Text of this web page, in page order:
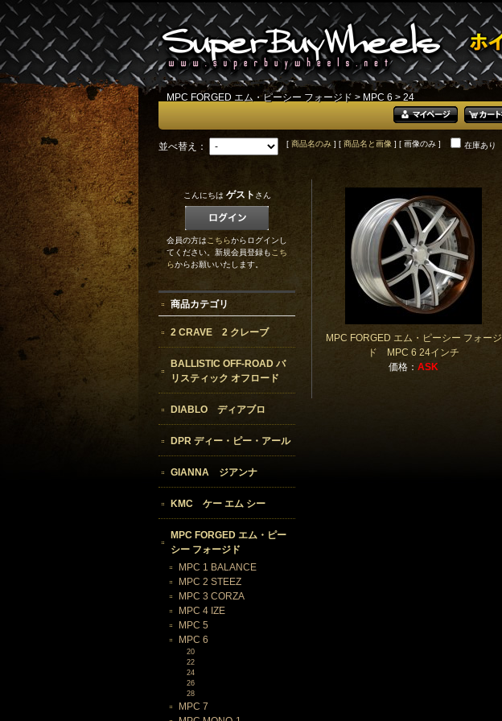
MPC FORGED エム・ピーシー フォージド > MPC 6 > 24
並べ替え： [ 商品名のみ ] [ 商品名と画像 ] [ 画像のみ ] 在庫あり
MPC FORGED エム・ピーシー フォージ
ド MPC 6 24インチ
価格： ASK
こんにちは ゲスト さん
会員の方はこちらからログインし
てください。新規会員登録もこち
らからお願いいたします。
商品カテゴリ
2 CRAVE 2 クレーブ
BALLISTIC OFF-ROAD バ
リスティック オフロード
DIABLO ディアブロ
DPR ディー・ピー・アール
GIANNA ジアンナ
KMC ケー エム シー
MPC FORGED エム・ピー
シー フォージド
MPC 1 BALANCE
MPC 2 STEEZ
MPC 3 CORZA
MPC 4 IZE
MPC 5
MPC 6
20
22
24
26
28
MPC 7